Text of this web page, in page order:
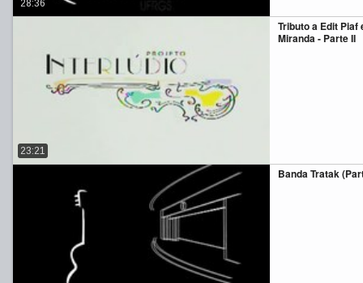
28:36
Tributo a Edit Piaf
Miranda - Parte II
23:21
Banda Tratak